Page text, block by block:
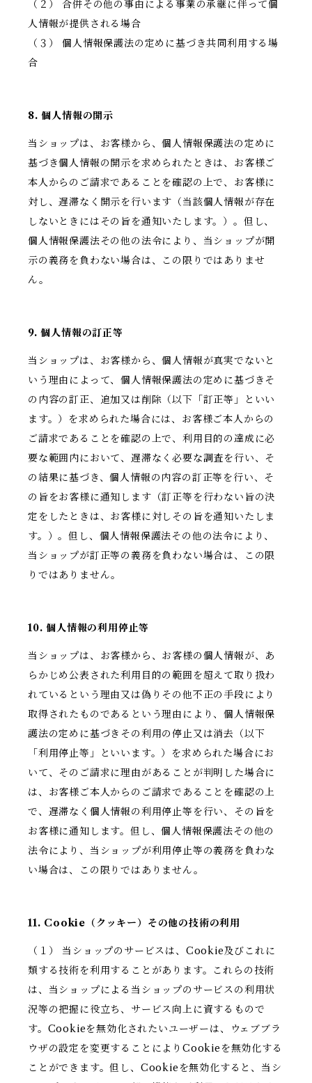
（２） 合併その他の事由による事業の承継に伴って個
人情報が提供される場合
（３） 個人情報保護法の定めに基づき共同利用する場
合
8. 個人情報の開示
当ショップは、お客様から、個人情報保護法の定めに
基づき個人情報の開示を求められたときは、お客様ご
本人からのご請求であることを確認の上で、お客様に
対し、遅滞なく開示を行います（当該個人情報が存在
しないときにはその旨を通知いたします。）。但し、
個人情報保護法その他の法令により、当ショップが開
示の義務を負わない場合は、この限りではありませ
ん。
9. 個人情報の訂正等
当ショップは、お客様から、個人情報が真実でないと
いう理由によって、個人情報保護法の定めに基づきそ
の内容の訂正、追加又は削除（以下「訂正等」といい
ます。）を求められた場合には、お客様ご本人からの
ご請求であることを確認の上で、利用目的の達成に必
要な範囲内において、遅滞なく必要な調査を行い、そ
の結果に基づき、個人情報の内容の訂正等を行い、そ
の旨をお客様に通知します（訂正等を行わない旨の決
定をしたときは、お客様に対しその旨を通知いたしま
す。）。但し、個人情報保護法その他の法令により、
当ショップが訂正等の義務を負わない場合は、この限
りではありません。
10. 個人情報の利用停止等
当ショップは、お客様から、お客様の個人情報が、あ
らかじめ公表された利用目的の範囲を超えて取り扱わ
れているという理由又は偽りその他不正の手段により
取得されたものであるという理由により、個人情報保
護法の定めに基づきその利用の停止又は消去（以下
「利用停止等」といいます。）を求められた場合にお
いて、そのご請求に理由があることが判明した場合に
は、お客様ご本人からのご請求であることを確認の上
で、遅滞なく個人情報の利用停止等を行い、その旨を
お客様に通知します。但し、個人情報保護法その他の
法令により、当ショップが利用停止等の義務を負わな
い場合は、この限りではありません。
11. Cookie（クッキー）その他の技術の利用
（１） 当ショップのサービスは、Cookie及びこれに
類する技術を利用することがあります。これらの技術
は、当ショップによる当ショップのサービスの利用状
況等の把握に役立ち、サービス向上に資するもので
す。Cookieを無効化されたいユーザーは、ウェブブラ
ウザの設定を変更することによりCookieを無効化する
ことができます。但し、Cookieを無効化すると、当シ